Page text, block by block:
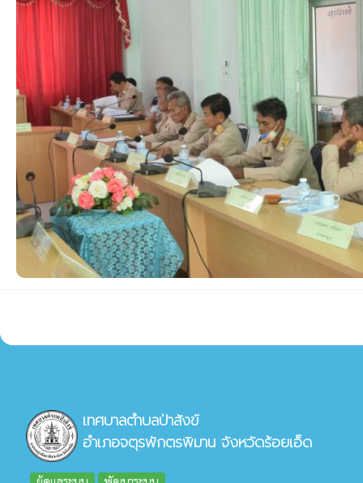
เทศบาลตำบลป่าสังข์
อำเภอจตุรพักตรพิมาน จังหวัดร้อยเอ็ด